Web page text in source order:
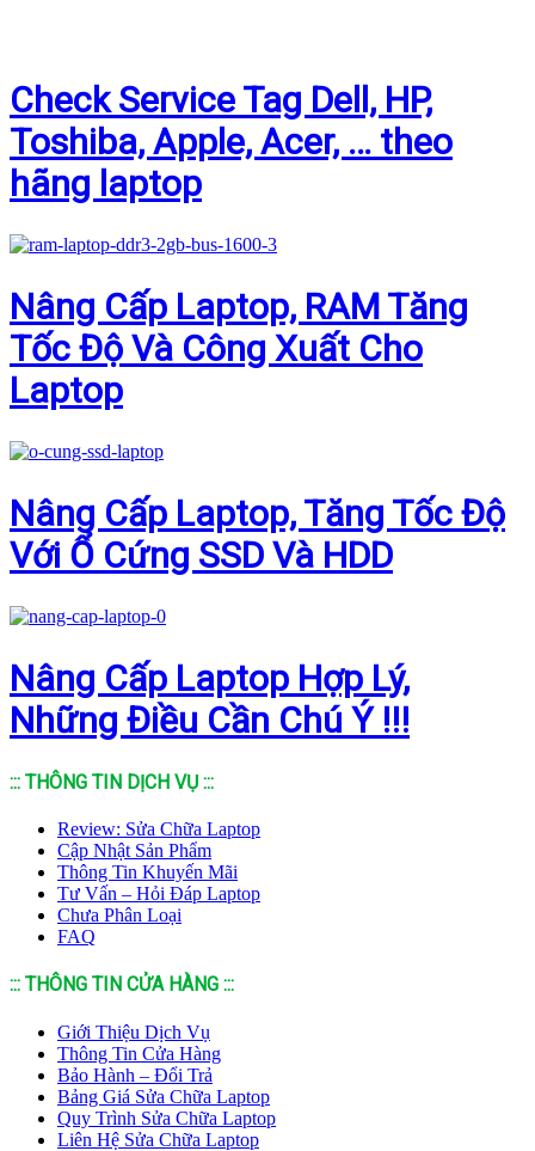
Check Service Tag Dell, HP,
Toshiba, Apple, Acer, … theo
hãng laptop
Nâng Cấp Laptop, RAM Tăng
Tốc Độ Và Công Xuất Cho
Laptop
Nâng Cấp Laptop, Tăng Tốc Độ
Với Ổ Cứng SSD Và HDD
Nâng Cấp Laptop Hợp Lý,
Những Điều Cần Chú Ý !!!
::: THÔNG TIN DỊCH VỤ :::
Review: Sửa Chữa Laptop
Cập Nhật Sản Phẩm
Thông Tin Khuyến Mãi
Tư Vấn – Hỏi Đáp Laptop
Chưa Phân Loại
FAQ
::: THÔNG TIN CỬA HÀNG :::
Giới Thiệu Dịch Vụ
Thông Tin Cửa Hàng
Bảo Hành – Đổi Trả
Bảng Giá Sửa Chữa Laptop
Quy Trình Sửa Chữa Laptop
Liên Hệ Sửa Chữa Laptop